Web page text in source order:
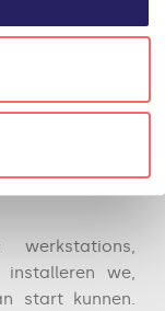
van de IT-
en netwerk)
van cloud,
berekenen
werkstations,
we,
start kunnen.